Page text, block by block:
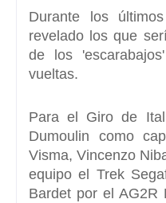
Durante los
revelado los que
de los
vueltas.
Para el Giro de
Dumoulin como
Visma, Vincenzo
equipo el Trek
Bardet por el AG2R